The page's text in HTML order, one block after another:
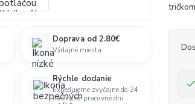
Doprava od 2.80€
Výdajné miesta
Rýchle dodanie
Expedujeme zvyčajne do 24
hodín cez pracovné dni.